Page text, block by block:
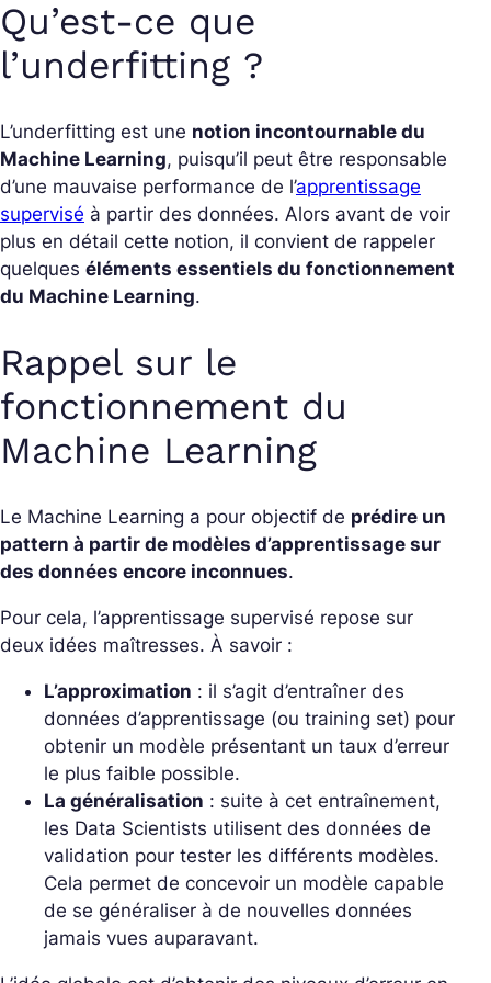
Qu’est-ce que
l’underfitting ?
L’underfitting est une notion incontournable du
Machine Learning, puisqu’il peut être responsable
d’une mauvaise performance de l’apprentissage
supervisé à partir des données. Alors avant de voir
plus en détail cette notion, il convient de rappeler
quelques éléments essentiels du fonctionnement
du Machine Learning.
Rappel sur le
fonctionnement du
Machine Learning
Le Machine Learning a pour objectif de prédire un
pattern à partir de modèles d’apprentissage sur
des données encore inconnues.
Pour cela, l’apprentissage supervisé repose sur
deux idées maîtresses. À savoir :
L’approximation : il s’agit d’entraîner des
données d’apprentissage (ou training set) pour
obtenir un modèle présentant un taux d’erreur
le plus faible possible.
La généralisation : suite à cet entraînement,
les Data Scientists utilisent des données de
validation pour tester les différents modèles.
Cela permet de concevoir un modèle capable
de se généraliser à de nouvelles données
jamais vues auparavant.